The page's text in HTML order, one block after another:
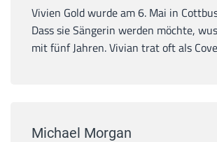
Vivien Gold wurde am 6. Mai in
Dass sie Sängerin werden möchte,
mit fünf Jahren. Vivian trat oft als
Michael Morgan